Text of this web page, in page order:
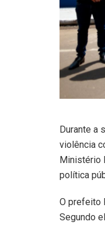
Durante a
violência
Ministério
política
O prefeito
Segundo